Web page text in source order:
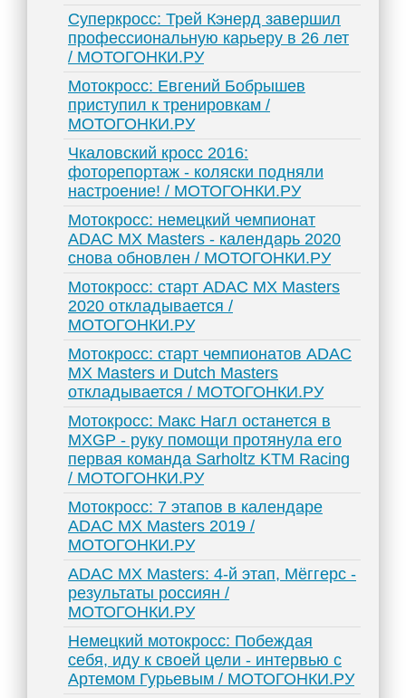
Суперкросс: Трей Кэнерд завершил
профессиональную карьеру в 26 лет
/ МОТОГОНКИ.РУ
Мотокросс: Евгений Бобрышев
приступил к тренировкам /
МОТОГОНКИ.РУ
Чкаловский кросс 2016:
фоторепортаж - коляски подняли
настроение! / МОТОГОНКИ.РУ
Мотокросс: немецкий чемпионат
ADAC MX Masters - календарь 2020
снова обновлен / МОТОГОНКИ.РУ
Мотокросс: старт ADAC MX Masters
2020 откладывается /
МОТОГОНКИ.РУ
Мотокросс: старт чемпионатов ADAC
MX Masters и Dutch Masters
откладывается / МОТОГОНКИ.РУ
Мотокросс: Макс Нагл останется в
MXGP - руку помощи протянула его
первая команда Sarholtz KTM Racing
/ МОТОГОНКИ.РУ
Мотокросс: 7 этапов в календаре
ADAC MX Masters 2019 /
МОТОГОНКИ.РУ
ADAC MX Masters: 4-й этап, Мёггерс -
результаты россиян /
МОТОГОНКИ.РУ
Немецкий мотокросс: Побеждая
себя, иду к своей цели - интервью с
Артемом Гурьевым / МОТОГОНКИ.РУ